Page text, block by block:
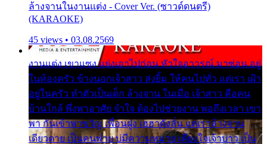
ล้างจานในงานแต่ง - Cover Ver. (ซาวด์ดนตรี)
(KARAOKE)
45 views • 03.08.2569
งานแต่ง เขาแซง แย่งเอาไปก่อน หัวใจอาวรณ์ มาซ่อน อยู่
ในห้องครัว ข้างนอกเจ้าสาว ส่งยิ้ม ให้คนไปทั่ว แต่เรา เฝ้า
อยู่ในครัว ทำตัวเป็นเด็ก ล้างจาน ในเมื่อ เจ้าสาว คือคน
บ้านใกล้ พึ่งพาอาศัย จำใจ ต้องไปช่วยงาน พอถึงเวลา เขา
พา กันเข้าพาขวัญ เพื่อนฝูง เฮฮาดังลั่น แต่เราล้างจาน
เดียวดาย เป็นคนพ่าย บ่มีความหมาย เคียงใจเจ้าบ่าว เป็น